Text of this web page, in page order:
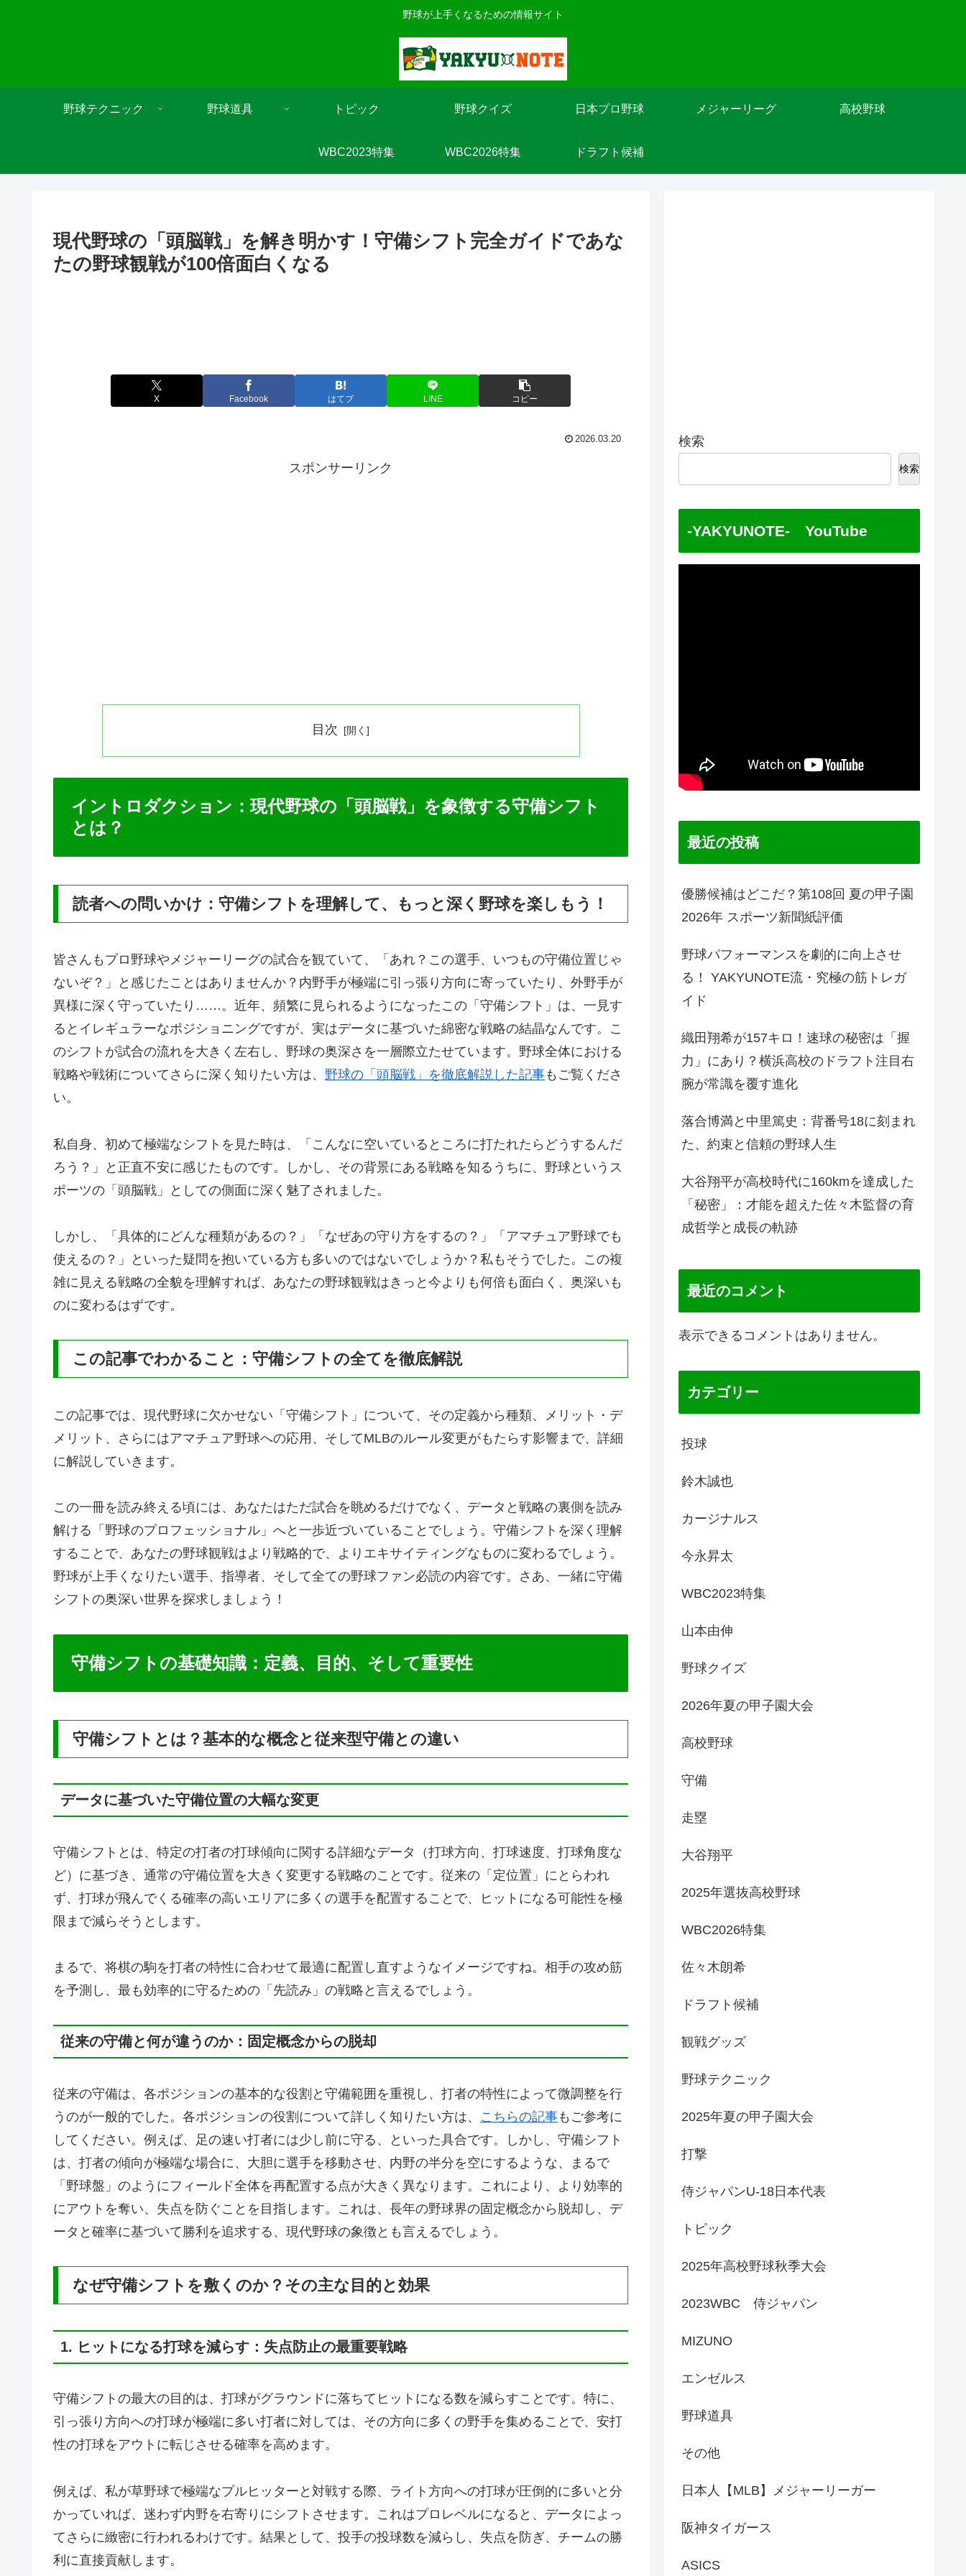
野球が上手くなるための情報サイト
野球テクニック 野球道具 トピック 野球クイズ 日本プロ野球 メジャーリーグ 高校野球
WBC2023特集 WBC2026特集 ドラフト候補
現代野球の「頭脳戦」を解き明かす！守備シフト完全ガイドであな
たの野球観戦が100倍面白くなる
X Facebook はてブ LINE コピー
2026.03.20
スポンサーリンク
目次
イントロダクション：現代野球の「頭脳戦」を象徴する守備シフト
とは？
読者への問いかけ：守備シフトを理解して、もっと深く野球を楽しもう！
皆さんもプロ野球やメジャーリーグの試合を観ていて、「あれ？この選手、いつもの守備位置じゃ
ないぞ？」と感じたことはありませんか？内野手が極端に引っ張り方向に寄っていたり、外野手が
異様に深く守っていたり……。近年、頻繁に見られるようになったこの「守備シフト」は、一見す
るとイレギュラーなポジショニングですが、実はデータに基づいた綿密な戦略の結晶なんです。こ
のシフトが試合の流れを大きく左右し、野球の奥深さを一層際立たせています。野球全体における
戦略や戦術についてさらに深く知りたい方は、 野球の「頭脳戦」を徹底解説した記事もご覧くださ
い。
私自身、初めて極端なシフトを見た時は、「こんなに空いているところに打たれたらどうするんだ
ろう？」と正直不安に感じたものです。しかし、その背景にある戦略を知るうちに、野球というス
ポーツの「頭脳戦」としての側面に深く魅了されました。
しかし、「具体的にどんな種類があるの？」「なぜあの守り方をするの？」「アマチュア野球でも
使えるの？」といった疑問を抱いている方も多いのではないでしょうか？私もそうでした。この複
雑に見える戦略の全貌を理解すれば、あなたの野球観戦はきっと今よりも何倍も面白く、奥深いも
のに変わるはずです。
この記事でわかること：守備シフトの全てを徹底解説
この記事では、現代野球に欠かせない「守備シフト」について、その定義から種類、メリット・デ
メリット、さらにはアマチュア野球への応用、そしてMLBのルール変更がもたらす影響まで、詳細
に解説していきます。
この一冊を読み終える頃には、あなたはただ試合を眺めるだけでなく、データと戦略の裏側を読み
解ける「野球のプロフェッショナル」へと一歩近づいていることでしょう。守備シフトを深く理解
することで、あなたの野球観戦はより戦略的で、よりエキサイティングなものに変わるでしょう。
野球が上手くなりたい選手、指導者、そして全ての野球ファン必読の内容です。さあ、一緒に守備
シフトの奥深い世界を探求しましょう！
守備シフトの基礎知識：定義、目的、そして重要性
守備シフトとは？基本的な概念と従来型守備との違い
データに基づいた守備位置の大幅な変更
守備シフトとは、特定の打者の打球傾向に関する詳細なデータ（打球方向、打球速度、打球角度な
ど）に基づき、通常の守備位置を大きく変更する戦略のことです。従来の「定位置」にとらわれ
ず、打球が飛んでくる確率の高いエリアに多くの選手を配置することで、ヒットになる可能性を極
限まで減らそうとします。
まるで、将棋の駒を打者の特性に合わせて最適に配置し直すようなイメージですね。相手の攻め筋
を予測し、最も効率的に守るための「先読み」の戦略と言えるでしょう。
従来の守備と何が違うのか：固定概念からの脱却
従来の守備は、各ポジションの基本的な役割と守備範囲を重視し、打者の特性によって微調整を行
うのが一般的でした。各ポジションの役割について詳しく知りたい方は、 こちらの記事もご参考に
してください。例えば、足の速い打者には少し前に守る、といった具合です。しかし、守備シフト
は、打者の傾向が極端な場合に、大胆に選手を移動させ、内野の半分を空にするような、まるで
「野球盤」のようにフィールド全体を再配置する点が大きく異なります。これにより、より効率的
にアウトを奪い、失点を防ぐことを目指します。これは、長年の野球界の固定概念から脱却し、デ
ータと確率に基づいて勝利を追求する、現代野球の象徴とも言えるでしょう。
なぜ守備シフトを敷くのか？その主な目的と効果
1. ヒットになる打球を減らす：失点防止の最重要戦略
守備シフトの最大の目的は、打球がグラウンドに落ちてヒットになる数を減らすことです。特に、
引っ張り方向への打球が極端に多い打者に対しては、その方向に多くの野手を集めることで、安打
性の打球をアウトに転じさせる確率を高めます。
例えば、私が草野球で極端なプルヒッターと対戦する際、ライト方向への打球が圧倒的に多いと分
かっていれば、迷わず内野を右寄りにシフトさせます。これはプロレベルになると、データによっ
てさらに緻密に行われるわけです。結果として、投手の投球数を減らし、失点を防ぎ、チームの勝
利に直接貢献します。
検索
検索
-YAKYUNOTE- YouTube
最近の投稿
優勝候補はどこだ？第108回 夏の甲子園
2026年 スポーツ新聞紙評価
野球パフォーマンスを劇的に向上させ
る！ YAKYUNOTE流・究極の筋トレガ
イド
織田翔希が157キロ！速球の秘密は「握
力」にあり？横浜高校のドラフト注目右
腕が常識を覆す進化
落合博満と中里篤史：背番号18に刻まれ
た、約束と信頼の野球人生
大谷翔平が高校時代に160kmを達成した
「秘密」：才能を超えた佐々木監督の育
成哲学と成長の軌跡
最近のコメント
表示できるコメントはありません。
カテゴリー
投球
鈴木誠也
カージナルス
今永昇太
WBC2023特集
山本由伸
野球クイズ
2026年夏の甲子園大会
高校野球
守備
走塁
大谷翔平
2025年選抜高校野球
WBC2026特集
佐々木朗希
ドラフト候補
観戦グッズ
野球テクニック
2025年夏の甲子園大会
打撃
侍ジャパンU-18日本代表
トピック
2025年高校野球秋季大会
2023WBC 侍ジャパン
MIZUNO
エンゼルス
野球道具
その他
日本人【MLB】メジャーリーガー
阪神タイガース
ASICS